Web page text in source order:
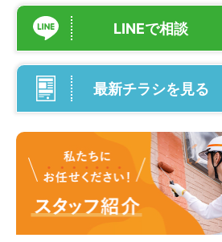
LINEで相談
最新チラシを見る